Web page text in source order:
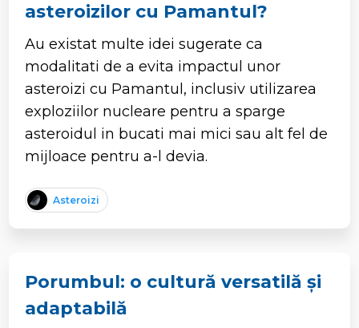
asteroizilor cu Pamantul?
Au existat multe idei sugerate ca
modalitati de a evita impactul unor
asteroizi cu Pamantul, inclusiv utilizarea
exploziilor nucleare pentru a sparge
asteroidul in bucati mai mici sau alt fel de
mijloace pentru a-l devia.
Asteroizi
Porumbul: o cultură versatilă și
adaptabilă